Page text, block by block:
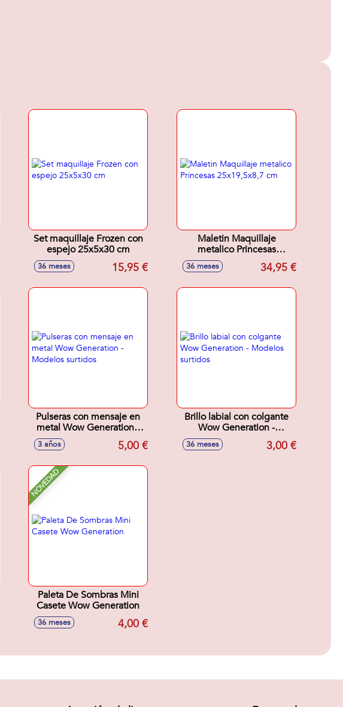
Set maquillaje Frozen con
espejo 25x5x30 cm
36 meses 15,95 €
Maletin Maquillaje
metalico Princesas
25x19,5x8,7 cm
36 meses 34,95 €
Pulseras con mensaje en
metal Wow Generation -
Modelos surtidos
3 años 5,00 €
Brillo labial con colgante
Wow Generation -
Modelos surtidos
36 meses 3,00 €
NOVEDAD
Paleta De Sombras Mini
Casete Wow Generation
36 meses 4,00 €